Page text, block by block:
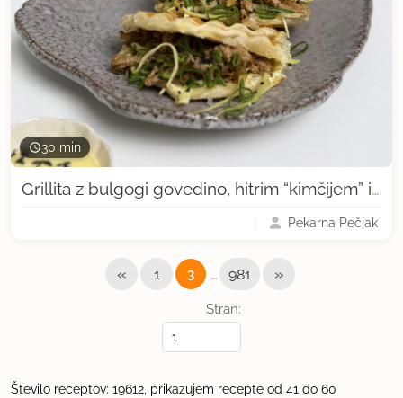
30 min
Grillita z bulgogi govedino, hitrim “kimčijem” in sezamovo majonezo
Pekarna Pečjak
Stran:
« 1 3 … 981 »
Število receptov: 19612, prikazujem recepte od 41 do 60